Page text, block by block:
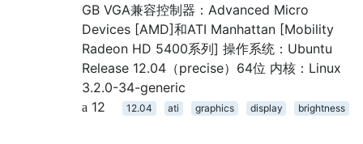
GB VGA兼容控制器：Advanced Micro
Devices [AMD]和ATI Manhattan [Mobility
Radeon HD 5400系列] 操作系统：Ubuntu
Release 12.04（precise）64位 内核：Linux
3.2.0-34-generic
12
12.04 ati graphics display brightness